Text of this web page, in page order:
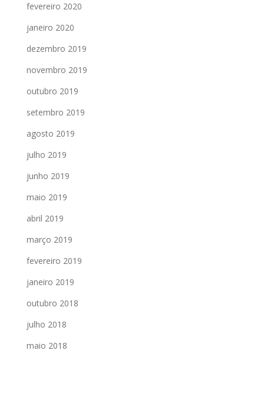
fevereiro 2020
janeiro 2020
dezembro 2019
novembro 2019
outubro 2019
setembro 2019
agosto 2019
julho 2019
junho 2019
maio 2019
abril 2019
março 2019
fevereiro 2019
janeiro 2019
outubro 2018
julho 2018
maio 2018